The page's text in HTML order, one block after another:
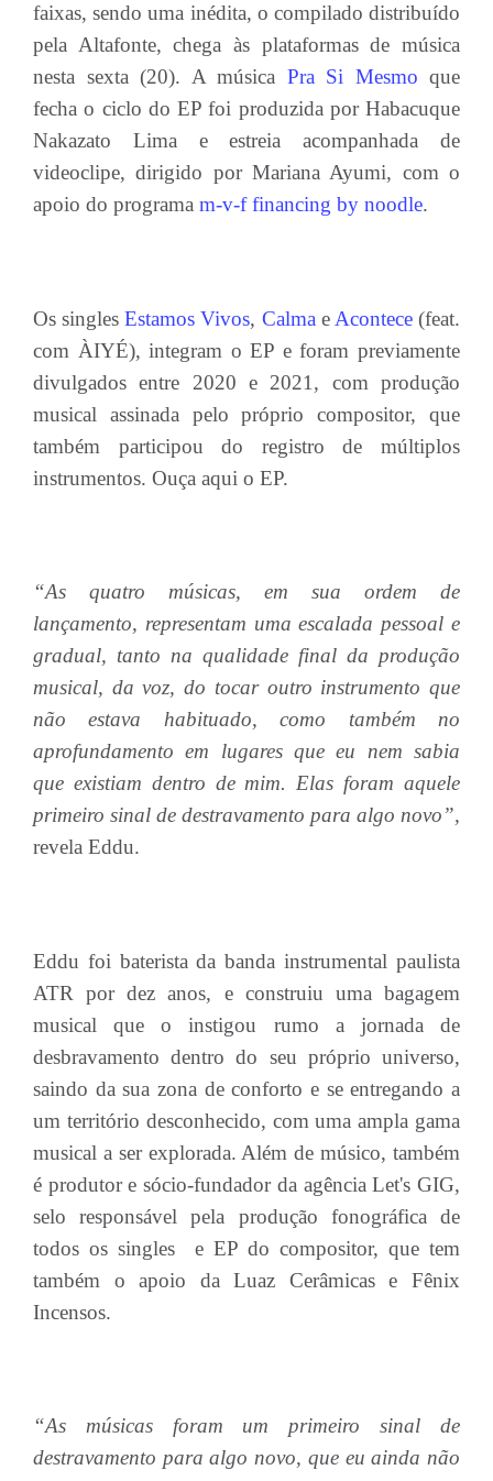
faixas, sendo uma inédita, o compilado distribuído
pela Altafonte, chega às plataformas de música
nesta sexta (20). A música Pra Si Mesmo que
fecha o ciclo do EP foi produzida por Habacuque
Nakazato Lima e estreia acompanhada de
videoclipe, dirigido por Mariana Ayumi, com o
apoio do programa m-v-f financing by noodle.
Os singlesEstamos Vivos, Calma e Acontece(feat.
com ÀIYÉ), integram o EP e foram previamente
divulgados entre 2020 e 2021, com produção
musical assinada pelo próprio compositor, que
também participou do registro de múltiplos
instrumentos. Ouça aqui o EP.
“As quatro músicas, em sua ordem de
lançamento, representam uma escalada pessoal e
gradual, tanto na qualidade final da produção
musical, da voz, do tocar outro instrumento que
não estava habituado, como também no
aprofundamento em lugares que eu nem sabia
que existiam dentro de mim. Elas foram aquele
primeiro sinal de destravamento para algo novo”,
revela Eddu.
Eddu foi baterista da banda instrumental paulista
ATR por dez anos, e construiu uma bagagem
musical que o instigou rumo a jornada de
desbravamento dentro do seu próprio universo,
saindo da sua zona de conforto e se entregando a
um território desconhecido, com uma ampla gama
musical a ser explorada. Além de músico, também
é produtor e sócio-fundador da agência Let's GIG,
selo responsável pela produção fonográfica de
todos os singles e EP do compositor, que tem
também o apoio da Luaz Cerâmicas e Fênix
Incensos.
“As músicas foram um primeiro sinal de
destravamento para algo novo, que eu ainda não